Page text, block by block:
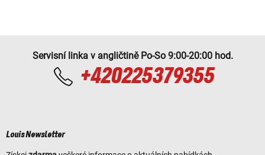
Servisní linka v angličtině Po-So 9:00-20:00 hod.
+420225379355
Louis Newsletter